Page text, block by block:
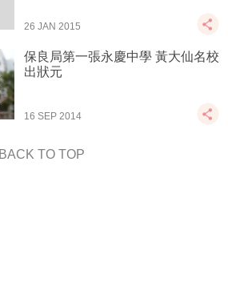
26 JAN 2015
保良局第一張永慶中學 黃大仙名校
出狀元
16 SEP 2014
BACK TO TOP